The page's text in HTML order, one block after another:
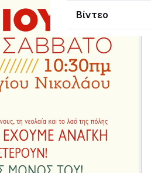
Βίντεο